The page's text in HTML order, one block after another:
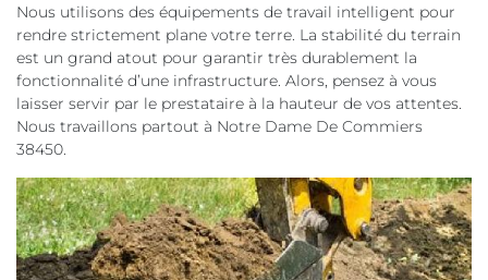
Nous utilisons des équipements de travail intelligent pour
rendre strictement plane votre terre. La stabilité du terrain
est un grand atout pour garantir très durablement la
fonctionnalité d’une infrastructure. Alors, pensez à vous
laisser servir par le prestataire à la hauteur de vos attentes.
Nous travaillons partout à Notre Dame De Commiers
38450.